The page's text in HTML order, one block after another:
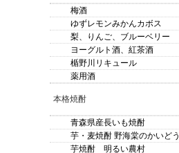
梅酒
ゆずレモンみかんカボス
梨、りんご、ブルーベリー
ヨーグルト酒、紅茶酒
楯野川リキュール
薬用酒
本格焼酎
青森県産長いも焼酎
芋・麦焼酎 野海棠のかいどう
芋焼酎 明るい農村